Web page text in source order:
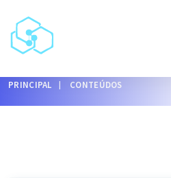
PRINCIPAL CONTEÚDOS